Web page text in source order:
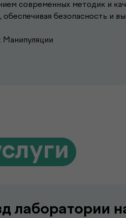
современных методик и
обеспечивая безопасность и
Манипуляции
лаборатории